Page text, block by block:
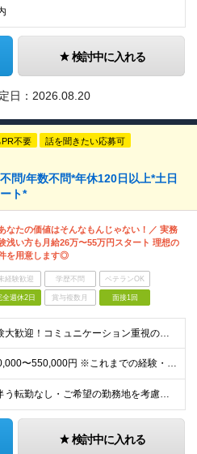
検討中に入れる
日： 2026.08.20
PR不要 話を聞きたい応募可
問/年数不問*年休120日以上*土日
ト*
なたの価値はそんなもんじゃない！／ 実務
浅い方も月給26万〜55万円スタート 理想の
を用意します◎
経験歓迎 学歴不問 ベテランOK
全週休2日 賞与複数月 面接1回
＼＊微経験大歓迎！コミュニケーション重視の採用＊／ ★これまでの実務経験や日本語力、お持ちの“意欲”重視の採用★ ＜＊必須スキル＊＞ 【学歴】高卒以上 【経験】システム開発・保守・運用の経験をお持ち
◇月給260,000〜550,000円 ※これまでの経験・能力を考慮して決定します。 ※時間外手当(残業・休日)/通勤手当(上限5万円)は別途支給
＼転居を伴う転勤なし・ご希望の勤務地を考慮しアサイン／ 【本社】 東京都中央区湊3-4-4 中央山田ビル3Ｆ ※東京都内中心の各プロジェクト先での勤務 ＜勤務地例＞ 東京都中央区・千代田区など
検討中に入れる